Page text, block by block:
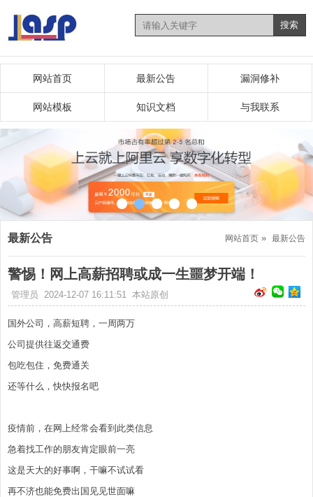
网站首页 最新公告 漏洞修补
网站模板 知识文档 与我联系
最新公告 网站首页 » 最新公告
警惕！网上高薪招聘或成一生噩梦开端！
管理员 2024-12-07 16:11:51 本站原创
分
分
分
国外公司，高薪短聘，一周两万
公司提供往返交通费
包吃包住，免费通关
还等什么，快快报名吧
疫情前，在网上经常会看到此类信息
急着找工作的朋友肯定眼前一亮
这是天大的好事啊，干嘛不试试看
再不济也能免费出国见见世面嘛